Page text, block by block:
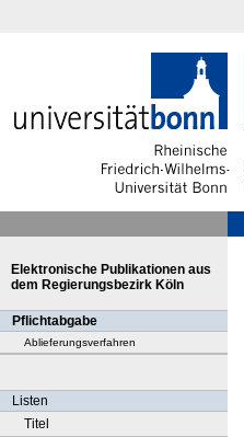
Elektronische Publikationen aus
dem Regierungsbezirk Köln
Pflichtabgabe
Ablieferungsverfahren
Listen
Titel